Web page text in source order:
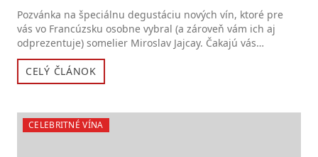
Pozvánka na špeciálnu degustáciu nových vín, ktoré pre
vás vo Francúzsku osobne vybral (a zároveň vám ich aj
odprezentuje) somelier Miroslav Jajcay. Čakajú vás
vynikajúce...
CELÝ ČLÁNOK
CELEBRITNÉ VÍNA